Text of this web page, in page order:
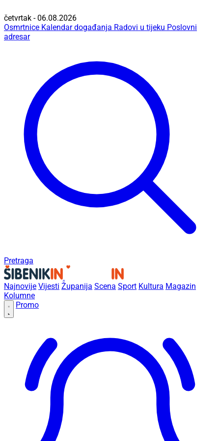
četvrtak - 06.08.2026
Osmrtnice Kalendar događanja Radovi u tijeku Poslovni
adresar
Pretraga
Najnovije Vijesti Županija Scena Sport Kultura Magazin
Kolumne
Promo